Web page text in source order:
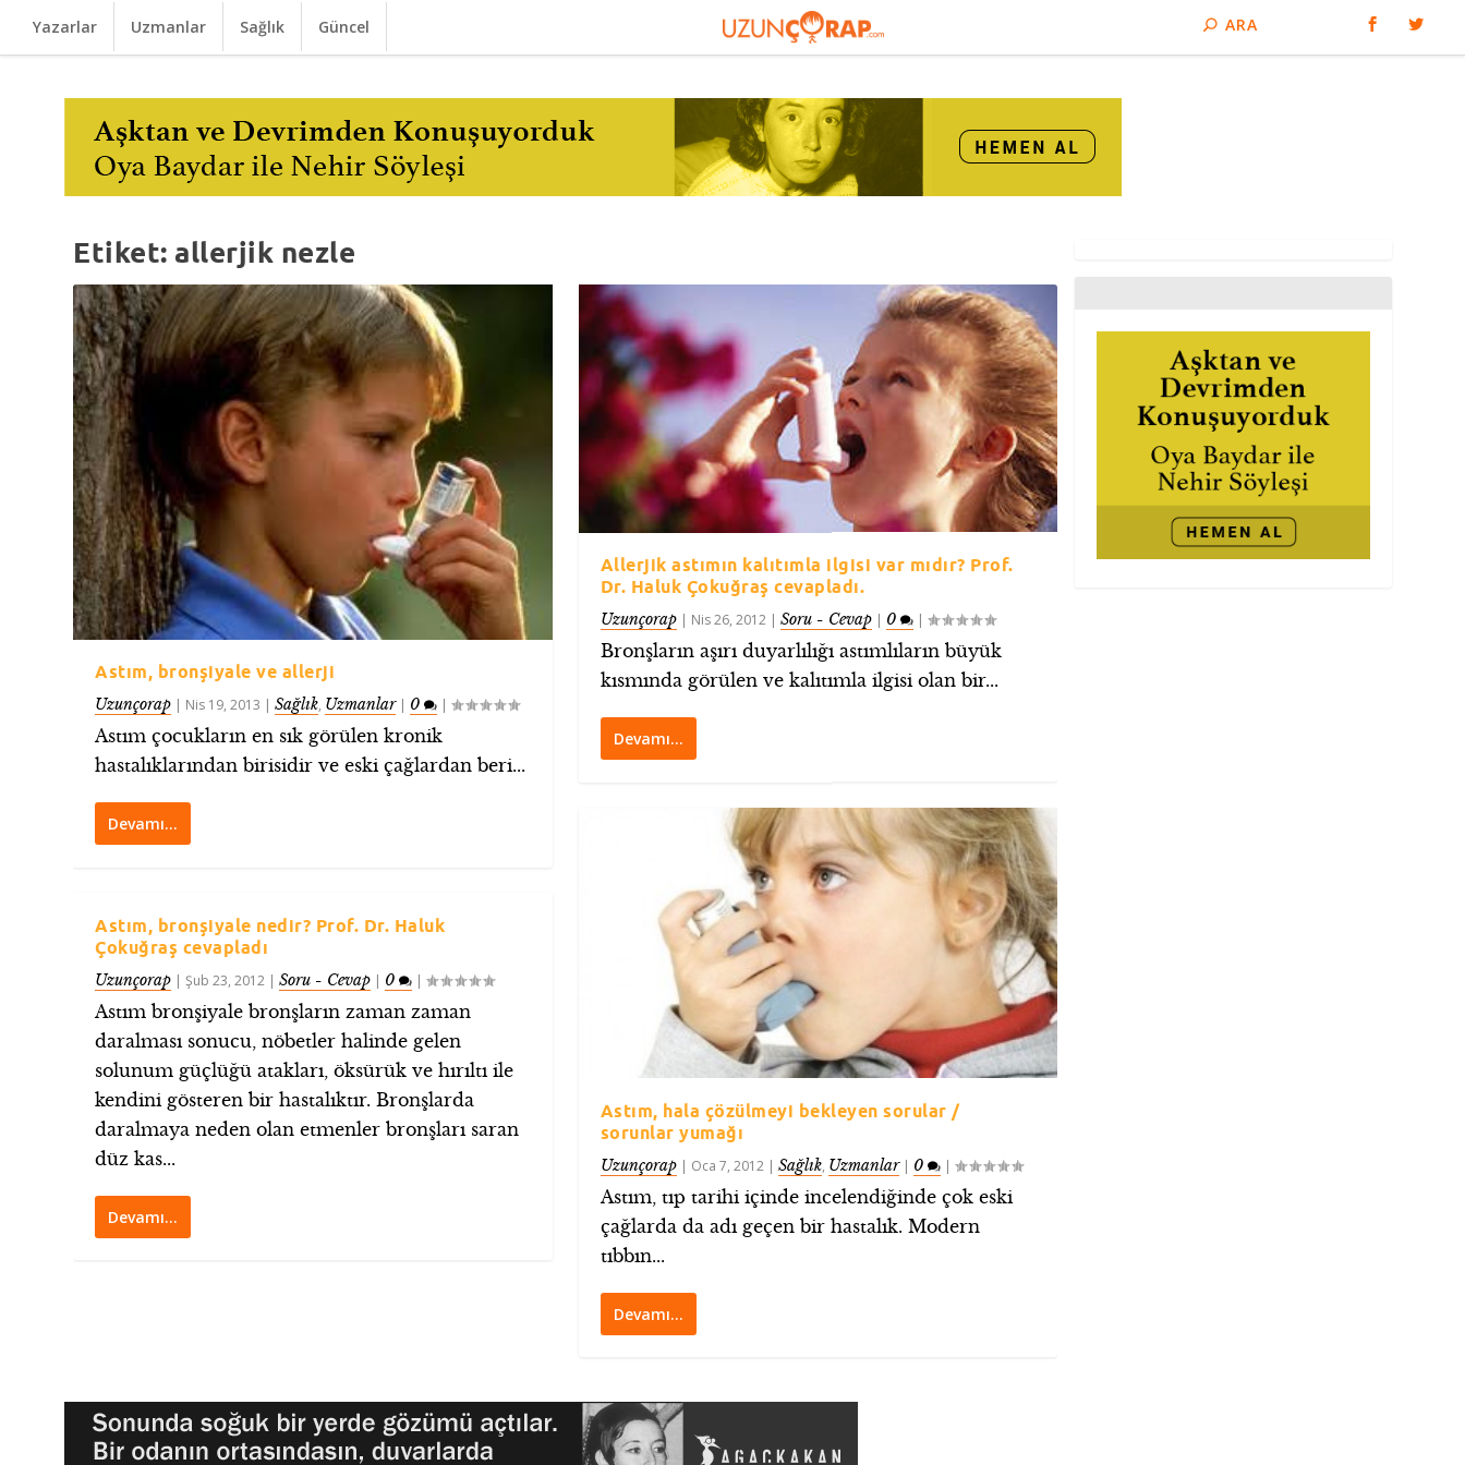
Yazarlar Uzmanlar Sağlık Güncel
Etiket: allerjik nezle
Astım, bronşiyale ve allerji
Uzunçorap | Nis 19, 2013 |Sağlık, Uzmanlar| 0 |
Astım çocukların en sık görülen kronik
hastalıklarından birisidir ve eski çağlardan beri...
Devamı…
Astım, bronşiyale nedir? Prof. Dr. Haluk
Çokuğraş cevapladı
Uzunçorap |Şub 23, 2012 |Soru - Cevap | 0 |
Astım bronşiyale bronşların zaman zaman
daralması sonucu, nöbetler halinde gelen
solunum güçlüğü atakları, öksürük ve hırıltı ile
kendini gösteren bir hastalıktır. Bronşlarda
daralmaya neden olan etmenler bronşları saran
düz kas...
Devamı…
Allerjik astımın kalıtımla ilgisi var mıdır? Prof.
Dr. Haluk Çokuğraş cevapladı.
Uzunçorap| Nis 26, 2012| Soru - Cevap| 0 |
Bronşların aşırı duyarlılığı astımlıların büyük
kısmında görülen ve kalıtımla ilgisi olan bir...
Devamı…
Astım, hala çözülmeyi bekleyen sorular /
sorunlar yumağı
Uzunçorap| Oca 7, 2012| Sağlık, Uzmanlar| 0 |
Astım, tıp tarihi içinde incelendiğinde çok eski
çağlarda da adı geçen bir hastalık. Modern
tıbbın...
Devamı…